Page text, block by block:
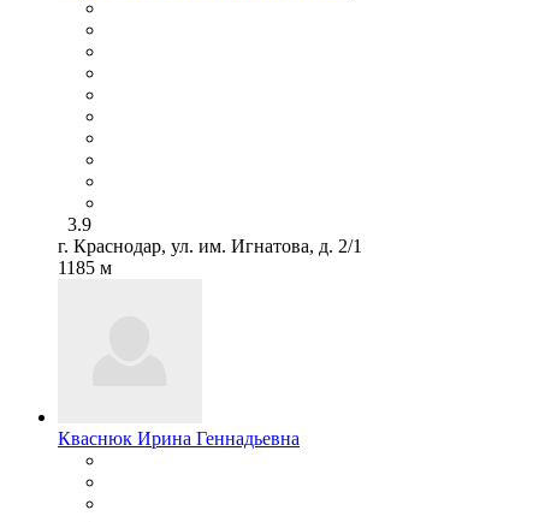
3.9
г. Краснодар, ул. им. Игнатова, д. 2/1
1185 м
Кваснюк Ирина Геннадьевна